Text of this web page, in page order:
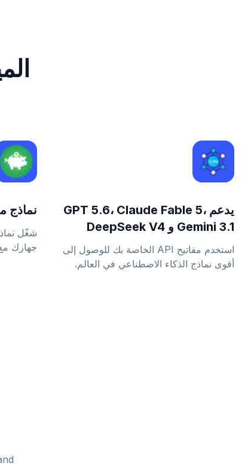
يدعم GPT 5.6، Claude Fable 5،
Gemini 3.1 و DeepSeek V4
استخدم مفاتيح API الخاصة بك للوصول إلى
أقوى نماذج الذكاء الاصطناعي في العالم.
نماذج
شغّل
جهازك مع